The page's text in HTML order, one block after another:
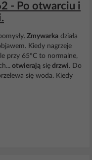
- Po otwarciu i
Zmywarka działa
Kiedy nagrzeje
przy 65°C to normalne,
otwierają się drzwi. Do
się woda. Kiedy